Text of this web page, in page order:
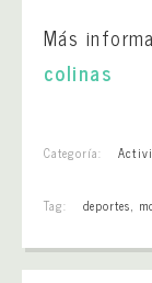
Más
colinas
Categoría:
Tag: deportes